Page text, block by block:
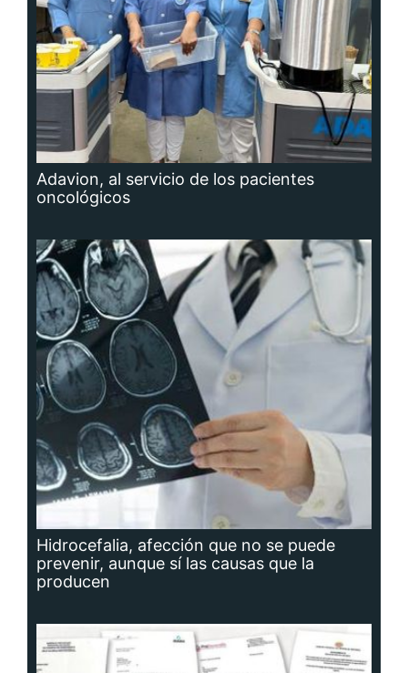
Adavion, al servicio de los pacientes
oncológicos
Hidrocefalia, afección que no se puede
prevenir, aunque sí las causas que la
producen